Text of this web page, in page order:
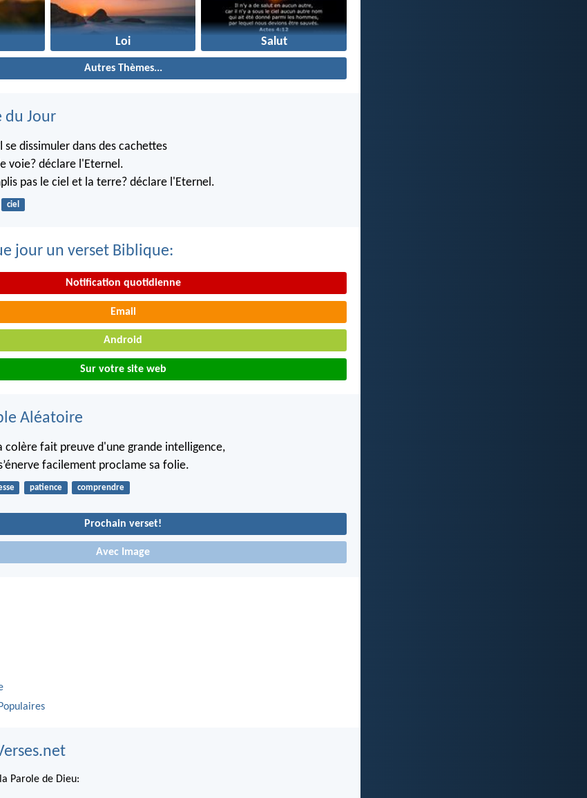
Loi Salut
Autres Thèmes...
du Jour
dissimuler dans des cachettes
voie? déclare l'Eternel.
pas le ciel et la terre? déclare l'Eternel.
ciel
jour un verset Biblique:
Notification quotidienne
Email
Android
Sur votre site web
Aléatoire
colère fait preuve d'une grande intelligence,
facilement proclame sa folie.
patience comprendre
Prochain verset!
Avec Image
Parole de Dieu: